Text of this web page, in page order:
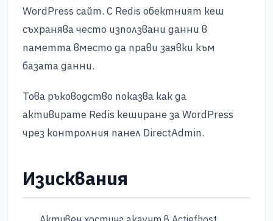
WordPress сайт. С Redis обектният кеш
съхранява често използвани данни в
паметта вместо да прави заявки към
базата данни.
Това ръководство показва как да
активирате Redis кеширане за WordPress
чрез контролния панел DirectAdmin.
Изисквания